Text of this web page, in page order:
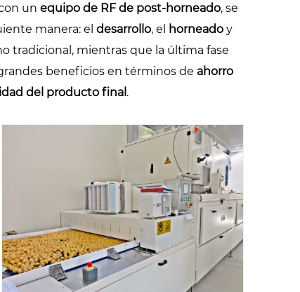
un equipo de RF de post-horneado, se
manera: el desarrollo, el horneadoy
tradicional, mientras que la última fase
beneficios en términos de ahorro
del producto final .